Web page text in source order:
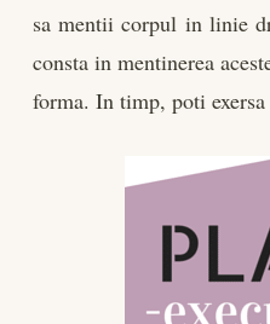
sa mentii corpul in linie
consta in mentinerea
forma. In timp, poti